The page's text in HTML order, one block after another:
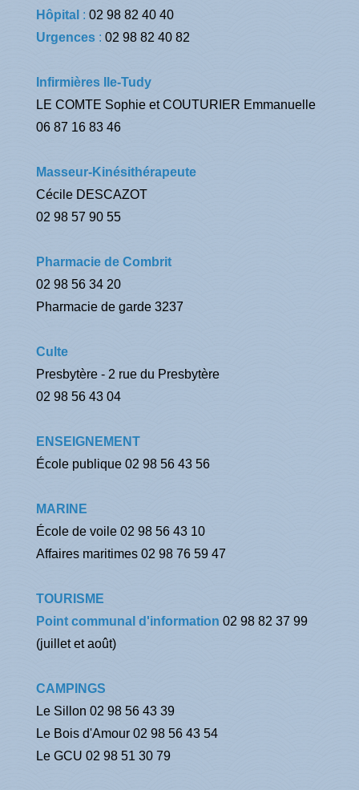
Hôpital : 02 98 82 40 40
Urgences : 02 98 82 40 82
Infirmières Ile-Tudy
LE COMTE Sophie et COUTURIER Emmanuelle
06 87 16 83 46
Masseur-Kinésithérapeute
Cécile DESCAZOT
02 98 57 90 55
Pharmacie de Combrit
02 98 56 34 20
Pharmacie de garde 3237
Culte
Presbytère - 2 rue du Presbytère
02 98 56 43 04
ENSEIGNEMENT
École publique 02 98 56 43 56
MARINE
École de voile 02 98 56 43 10
Affaires maritimes 02 98 76 59 47
TOURISME
Point communal d'information 02 98 82 37 99
(juillet et août)
CAMPINGS
Le Sillon 02 98 56 43 39
Le Bois d'Amour 02 98 56 43 54
Le GCU 02 98 51 30 79